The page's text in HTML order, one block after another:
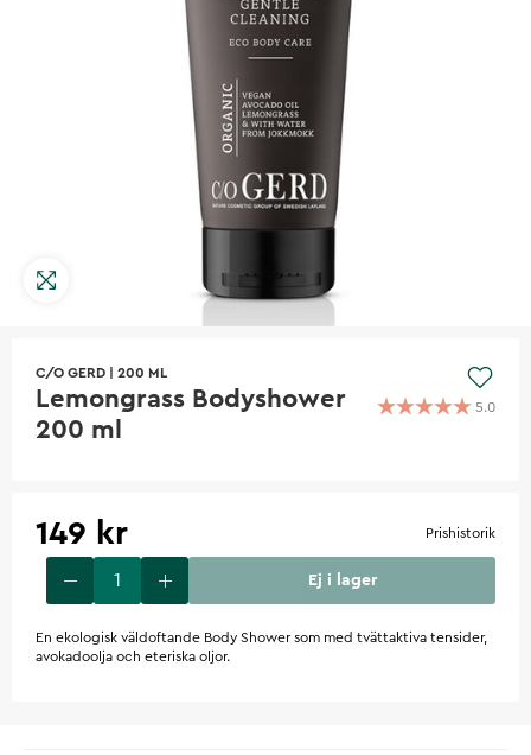
C/O GERD 200 ML
Lemongrass Bodyshower
200 ml
5.0
149 kr Prishistorik
Ej i lager
En ekologisk väldoftande Body Shower som med tvättaktiva tensider,
avokadoolja och eteriska oljor.